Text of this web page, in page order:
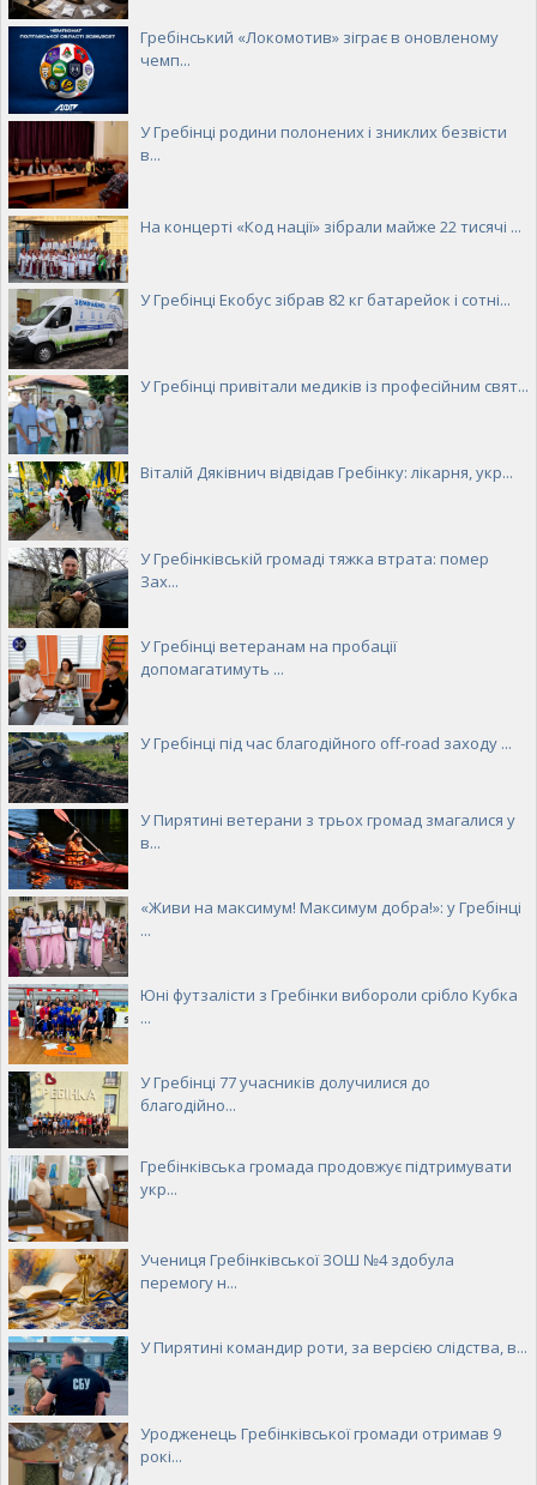
Гребінський «Локомотив» зіграє в оновленому
чемп...
У Гребінці родини полонених і зниклих безвісти
в...
На концерті «Код нації» зібрали майже 22 тисячі ...
У Гребінці Екобус зібрав 82 кг батарейок і сотні...
У Гребінці привітали медиків із професійним свят...
Віталій Дяківнич відвідав Гребінку: лікарня, укр...
У Гребінківській громаді тяжка втрата: помер
Зах...
У Гребінці ветеранам на пробації
допомагатимуть ...
У Гребінці під час благодійного off-road заходу ...
У Пирятині ветерани з трьох громад змагалися у
в...
«Живи на максимум! Максимум добра!»: у Гребінці
...
Юні футзалісти з Гребінки вибороли срібло Кубка
...
У Гребінці 77 учасників долучилися до
благодійно...
Гребінківська громада продовжує підтримувати
укр...
Учениця Гребінківської ЗОШ №4 здобула
перемогу н...
У Пирятині командир роти, за версією слідства, в...
Уродженець Гребінківської громади отримав 9
рокі...